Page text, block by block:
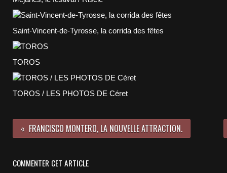
Saint-Vincent-de-Tyrosse, la corrida des fêtes
TOROS
TOROS / LES PHOTOS DE Céret
FRANCISCO MONTERO, LA NOUVELLE ATTRACTION.
COMMENTER CET ARTICLE